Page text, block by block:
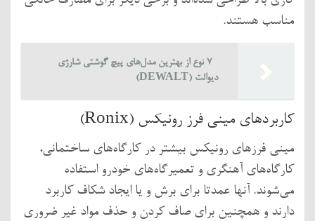
مناسب هستند.
7 نوع از بهترین مدل‌های پیچ گوشتی شارژی
دیوالت (DEWALT)
کاربردهای مینی فرز رونیکس (Ronix)
مینی فرزهای رونیکس بیشتر در کارگاه‌های ساختمانی،
کارگاه‌های آهنگری و تعمیرگاه‌های خودرو استفاده
می‌شوند. آنها عمدتا برای برش و یا ایجاد شکاف کاربرد
دارند و همچنین برای صاف کردن و حذف مواد غیر ضروری